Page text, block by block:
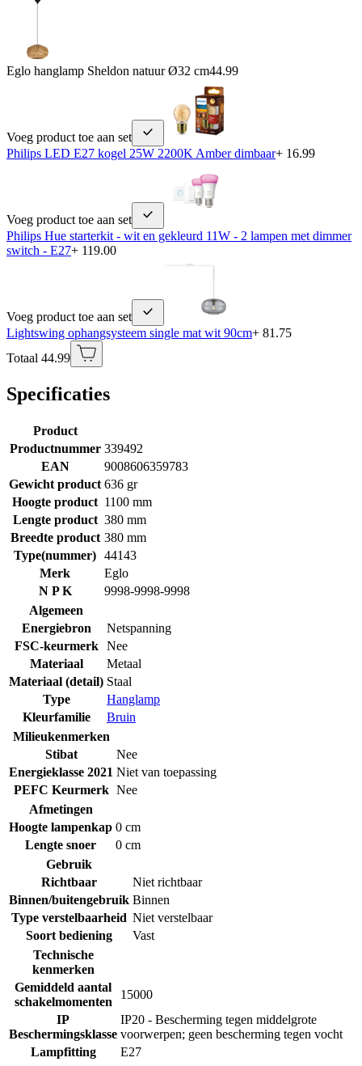
Eglo hanglamp Sheldon natuur Ø32 cm44.99
Voeg product toe aan set
Philips LED E27 kogel 25W 2200K Amber dimbaar+ 16.99
Voeg product toe aan set
Philips Hue starterkit - wit en gekleurd 11W - 2 lampen met dimmer
switch - E27+ 119.00
Voeg product toe aan set
Lightswing ophangsysteem single mat wit 90cm+ 81.75
Totaal 44.99
Specificaties
Product
Productnummer 339492
EAN
9008606359783
Gewicht product 636 gr
Hoogte product 1100 mm
Lengte product 380 mm
Breedte product 380 mm
Type(nummer) 44143
Merk
Eglo
N P K
9998-9998-9998
Algemeen
Energiebron
Netspanning
FSC-keurmerk
Nee
Materiaal
Metaal
Materiaal (detail) Staal
Type
Hanglamp
Kleurfamilie
Bruin
Milieukenmerken
Stibat
Nee
Energieklasse 2021 Niet van toepassing
PEFC Keurmerk Nee
Afmetingen
Hoogte lampenkap 0 cm
Lengte snoer
0 cm
Gebruik
Richtbaar
Niet richtbaar
Binnen/buitengebruik Binnen
Type verstelbaarheid Niet verstelbaar
Soort bediening
Vast
Technische
kenmerken
Gemiddeld aantal
schakelmomenten
15000
IP
Beschermingsklasse
IP20 - Bescherming tegen middelgrote
voorwerpen; geen bescherming tegen vocht
Lampfitting
E27